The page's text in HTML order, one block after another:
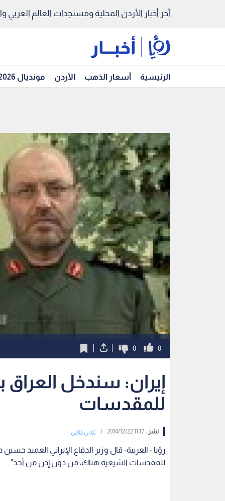
آخر أخبار الأردن المحلية ومستجدات العالم العربي
الرئيسية أسعار الذهب الأردن مونديال 2026
0
0
إيران: سندخل
للمقدسات
نشر :11:17 2014/12/22 عربي دولي
رؤيا - العربية- قال وزير الدفاع الإيراني العميد
للمقدسات الشيعية هناك، من دون إذن من أحد".